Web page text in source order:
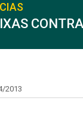
2013